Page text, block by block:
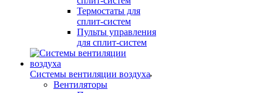
Термостаты для
сплит-систем
Пульты управления
для сплит-систем
Системы вентиляции воздуха
Вентиляторы